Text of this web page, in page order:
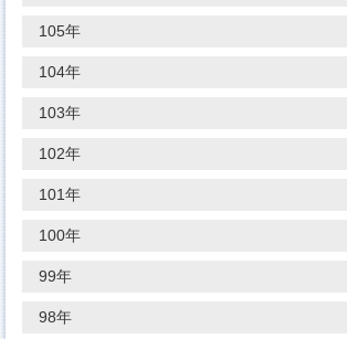
105年
104年
103年
102年
101年
100年
99年
98年